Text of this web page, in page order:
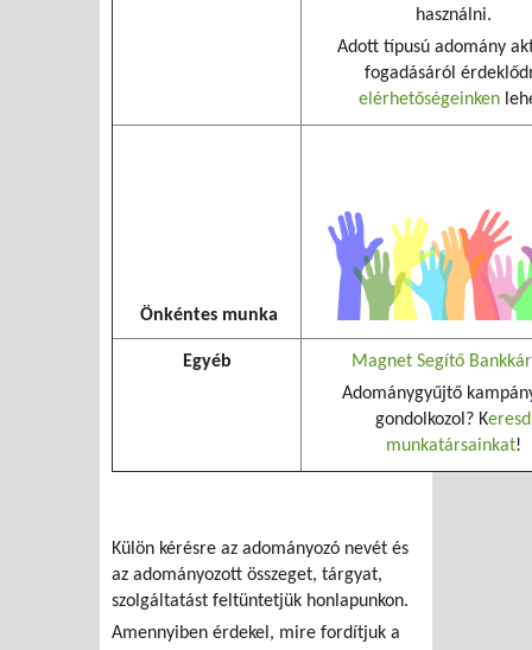
használni.
Adott típusú adomány
fogadásáról
elérhetőségeinken
Önkéntes munka
Egyéb
Magnet Segítő
Adománygyűjtő
gondolkozol? Keresd
munkatársainkat!
Külön kérésre az adományozó nevét és
az adományozott összeget, tárgyat,
szolgáltatást feltüntetjük honlapunkon.
Amennyiben érdekel, mire fordítjuk a